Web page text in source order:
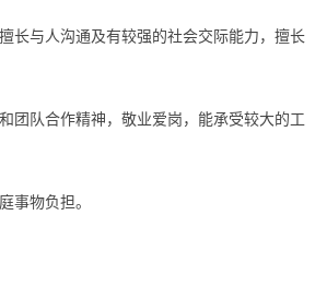
长与人沟通及有较强的社会交际能力，擅长
团队合作精神，敬业爱岗，能承受较大的工
事物负担。